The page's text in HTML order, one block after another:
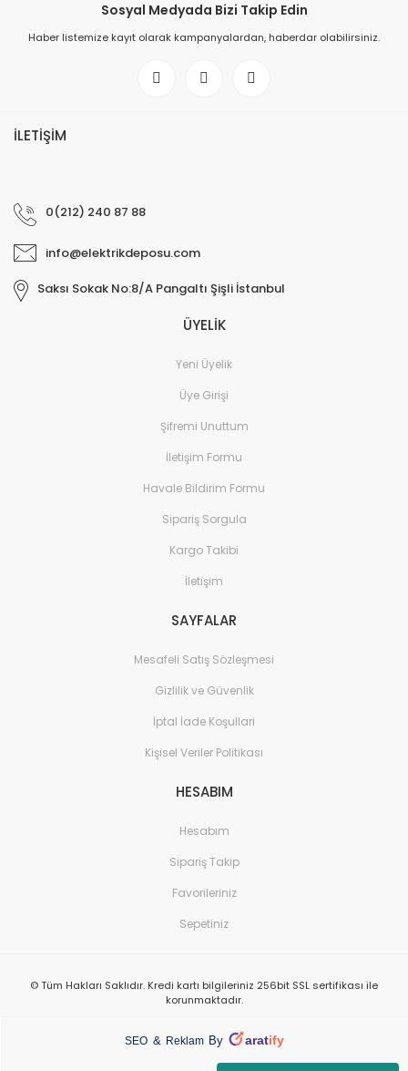
Sosyal Medyada Bizi Takip Edin
Haber listemize kayıt olarak kampanyalardan, haberdar olabilirsiniz.
İLETİŞİM
0(212) 240 87 88
info@elektrikdeposu.com
Saksı Sokak No:8/A Pangaltı Şişli İstanbul
ÜYELİK
Yeni Üyelik
Üye Girişi
Şifremi Unuttum
İletişim Formu
Havale Bildirim Formu
Sipariş Sorgula
Kargo Takibi
İletişim
SAYFALAR
Mesafeli Satış Sözleşmesi
Gizlilik ve Güvenlik
İptal İade Koşullari
Kişisel Veriler Politikası
HESABIM
Hesabım
Sipariş Takip
Favorileriniz
Sepetiniz
© Tüm Hakları Saklıdır. Kredi kartı bilgileriniz 256bit SSL sertifikası ile
korunmaktadır.
SEO & Reklam By aratify